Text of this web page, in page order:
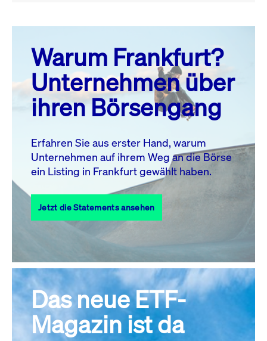
August 26
MO. DI. MI. DO. FR. SA. SO.
1
2
3
4 5 6 7 8
17 18 19 20 21 22
23
27 28
31
Alle Events
Warum Frankfurt?
Unternehmen über
ihren Börsengang
Erfahren Sie aus erster Hand, warum
Unternehmen auf ihrem Weg an die Börse
ein Listing in Frankfurt gewählt haben.
Jetzt die Statements ansehen
Das neue ETF-
Magazin ist da